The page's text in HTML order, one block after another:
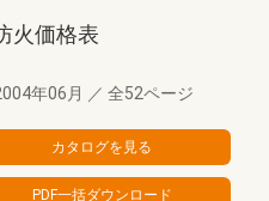
火価格表
年06月 ／ 全52ページ